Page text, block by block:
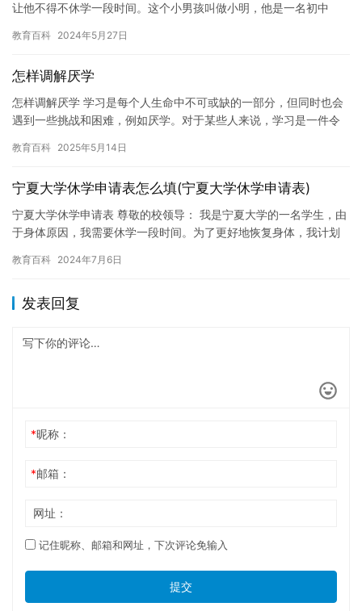
让他不得不休学一段时间。这个小男孩叫做小明，他是一名初中
戏，…
教育百科 2024年5月27日
怎样调解厌学
怎样调解厌学 学习是每个人生命中不可或缺的一部分，但同时也会
遇到一些挑战和困难，例如厌学。对于某些人来说，学习是一件令
理这…
教育百科 2025年5月14日
宁夏大学休学申请表怎么填(宁夏大学休学申请表)
宁夏大学休学申请表 尊敬的校领导： 我是宁夏大学的一名学生，由
于身体原因，我需要休学一段时间。为了更好地恢复身体，我计划
我…
教育百科 2024年7月6日
发表回复
*昵称：
*邮箱：
网址：
记住昵称、邮箱和网址，下次评论免输入
提交